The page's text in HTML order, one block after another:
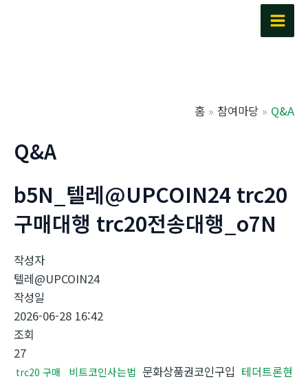
Main
홈 참여마당 Q&A
Q&A
b5N_텔레@UPCOIN24 trc20
구매대행 trc20전송대행_o7N
작성자
텔레@UPCOIN24
작성일
2026-06-28 16:42
조회
27
trc20 구매 비트코인사는법 문화상품권코인구입 테더트론현